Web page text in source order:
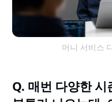
머니 서비스
Q. 매번 다양한